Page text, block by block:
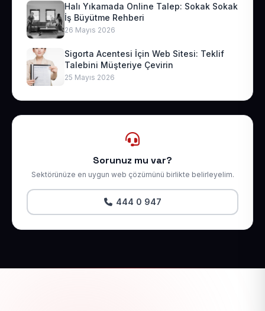
Halı Yıkamada Online Talep: Sokak Sokak
İş Büyütme Rehberi
26 Mayıs 2026
Sigorta Acentesi İçin Web Sitesi: Teklif
Talebini Müşteriye Çevirin
25 Mayıs 2026
Sorunuz mu var?
Sektörünüze en uygun web çözümünü birlikte belirleyelim.
444 0 947